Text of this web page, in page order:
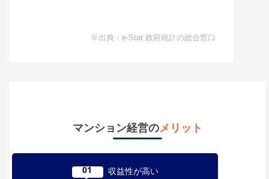
※出典：e-Stat 政府統計の総合窓口
マンション経営のメリット
01 収益性が高い